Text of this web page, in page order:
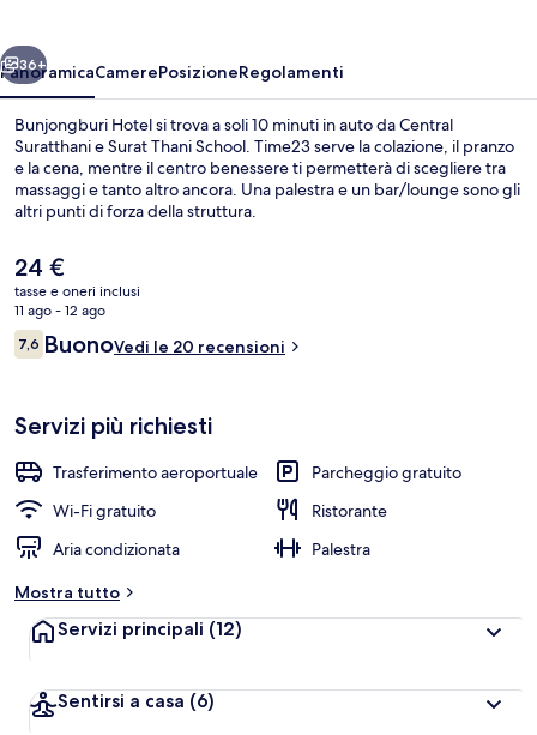
Avanti
36+
PanoramicaCamerePosizioneRegolamenti
Bunjongburi Hotel si trova a soli 10 minuti in auto da Central
Suratthani e Surat Thani School. Time23 serve la colazione, il pranzo
e la cena, mentre il centro benessere ti permetterà di scegliere tra
massaggi e tanto altro ancora. Una palestra e un bar/lounge sono gli
altri punti di forza della struttura.
Il
prezzo
attuale
è
24 €
24 €
tasse e oneri inclusi
11 ago - 12 ago
Recensioni
7,67,6 su 10
BuonoVedi le 20 recensioni
Servizi più richiesti
Trasferimento aeroportuale
Parcheggio gratuito
Wi-Fi gratuito
Ristorante
Aria condizionata
Palestra
Mostra tutto
Servizi principali (12)
Sentirsi a casa (6)